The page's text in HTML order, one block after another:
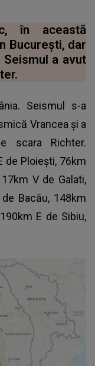
în această
Bucureşti, dar
a avut
Seismul s-a
Vrancea şi a
scara Richter.
de Ploiești, 76km
V de Galati,
Bacău, 148km
E de Sibiu,